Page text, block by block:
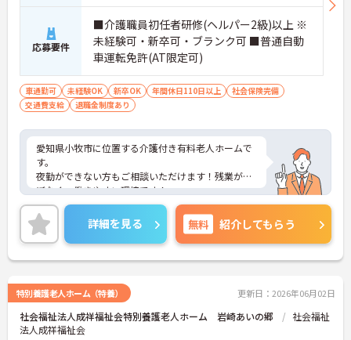
応募要件
■介護職員初任者研修(ヘルパー2級)以上 ※
未経験可・新卒可・ブランク可 ■普通自動
車運転免許(AT限定可)
車通勤可 未経験OK 新卒OK 年間休日110日以上
社会保険完備
交通費支給
退職金制度あり
愛知県小牧市に位置する介護付き有料老人ホームで
す。
夜勤ができない方もご相談いただけます！残業がほ
ぼなく、働きやすい環境です！
介護職員初任者研修(ホームヘルパー2級)をお持ちで
したら、未経験の方・新卒の方・ブランクのある方
でも応募可能です。
ご興味のある方はお気軽にお問い合わせください。
詳細を見る 無料 紹介してもらう
特別養護老人ホーム（特養） 更新日：2026年06月02日
社会福祉法人成祥福祉会特別養護老人ホーム 岩崎あいの郷
社会福祉
法人成祥福祉会